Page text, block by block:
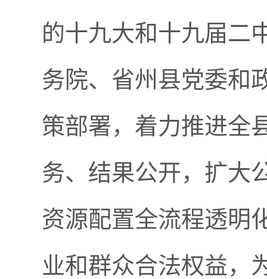
的十九大和十九届二
务院、省州县党委和
策部署，着力推进全
务、结果公开，扩大
资源配置全流程透明
业和群众合法权益，